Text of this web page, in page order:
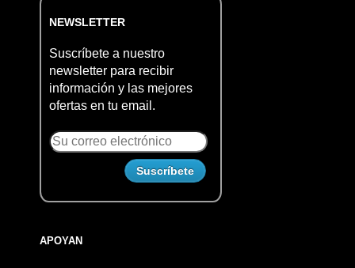
NEWSLETTER
Suscríbete a nuestro
newsletter para recibir
información y las mejores
ofertas en tu email.
APOYAN